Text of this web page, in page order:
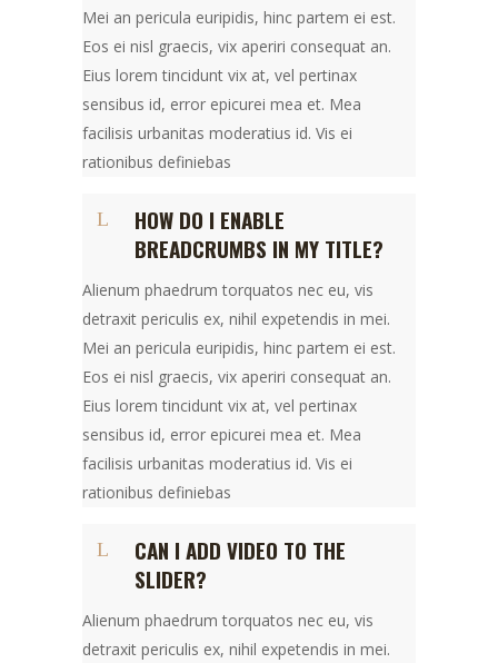
Mei an pericula euripidis, hinc partem ei est.
Eos ei nisl graecis, vix aperiri consequat an.
Eius lorem tincidunt vix at, vel pertinax
sensibus id, error epicurei mea et. Mea
facilisis urbanitas moderatius id. Vis ei
rationibus definiebas
HOW DO I ENABLE
BREADCRUMBS IN MY TITLE?
Alienum phaedrum torquatos nec eu, vis
detraxit periculis ex, nihil expetendis in mei.
Mei an pericula euripidis, hinc partem ei est.
Eos ei nisl graecis, vix aperiri consequat an.
Eius lorem tincidunt vix at, vel pertinax
sensibus id, error epicurei mea et. Mea
facilisis urbanitas moderatius id. Vis ei
rationibus definiebas
CAN I ADD VIDEO TO THE
SLIDER?
Alienum phaedrum torquatos nec eu, vis
detraxit periculis ex, nihil expetendis in mei.